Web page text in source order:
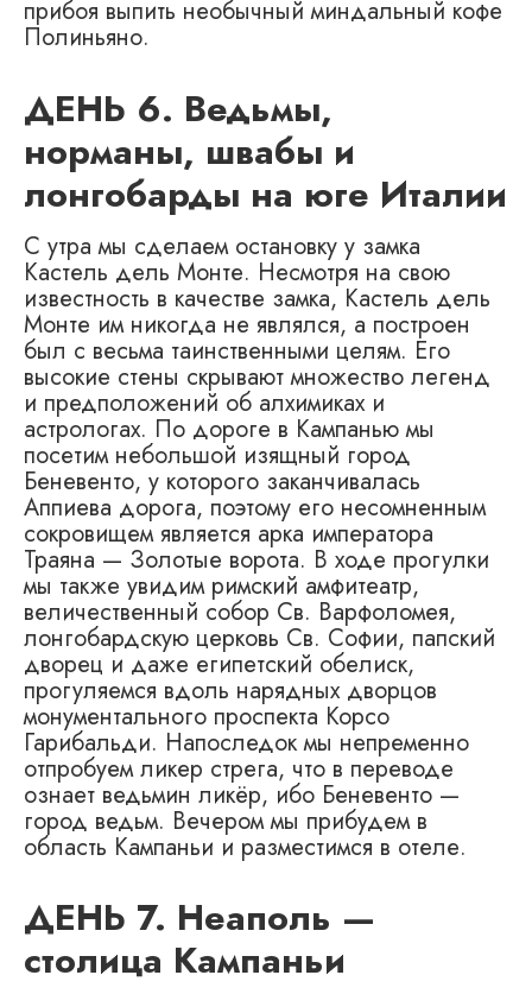
прибоя выпить необычный миндальный кофе
Полиньяно.
ДЕНЬ 6. Ведьмы,
норманы, швабы и
лонгобарды на юге Италии
С утра мы сделаем остановку у замка
Кастель дель Монте. Несмотря на свою
известность в качестве замка, Кастель дель
Монте им никогда не являлся, а построен
был с весьма таинственными целям. Его
высокие стены скрывают множество легенд
и предположений об алхимиках и
астрологах. По дороге в Кампанью мы
посетим небольшой изящный город
Беневенто, у которого заканчивалась
Аппиева дорога, поэтому его несомненным
сокровищем является арка императора
Траяна — Золотые ворота. В ходе прогулки
мы также увидим римский амфитеатр,
величественный собор Св. Варфоломея,
лонгобардскую церковь Св. Софии, папский
дворец и даже египетский обелиск,
прогуляемся вдоль нарядных дворцов
монументального проспекта Корсо
Гарибальди. Напоследок мы непременно
отпробуем ликер стрега, что в переводе
ознает ведьмин ликёр, ибо Беневенто —
город ведьм. Вечером мы прибудем в
область Кампаньи и разместимся в отеле.
ДЕНЬ 7. Неаполь —
столица Кампаньи